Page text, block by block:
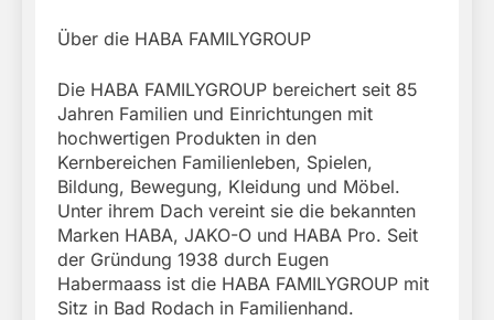
Über die HABA FAMILYGROUP
Die HABA FAMILYGROUP bereichert seit 85
Jahren Familien und Einrichtungen mit
hochwertigen Produkten in den
Kernbereichen Familienleben, Spielen,
Bildung, Bewegung, Kleidung und Möbel.
Unter ihrem Dach vereint sie die bekannten
Marken HABA, JAKO-O und HABA Pro. Seit
der Gründung 1938 durch Eugen
Habermaass ist die HABA FAMILYGROUP mit
Sitz in Bad Rodach in Familienhand.